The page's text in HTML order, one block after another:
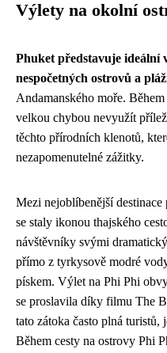
Výlety na okolní
Phuket představuje ideální
nespočetných ostrovů a
Andamanského moře.
velkou chybou nevyužít
těchto přírodních klenotů,
nezapomenutelné zážitky.
Mezi nejoblíbenější
se staly ikonou thajského
návštěvníky svými
přímo z tyrkysově modré
pískem. Výlet na Phi Phi
se proslavila díky filmu The
tato zátoka často plná turistů,
Během cesty na ostrovy Phi